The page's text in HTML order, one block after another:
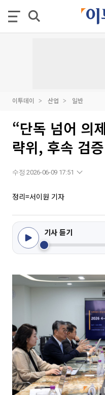
이투데이 산업 일반
“단독 넘어 의
략위, 후속 검
수정 2026-06-09 17:51
정리=서이원 기자
기사 듣기